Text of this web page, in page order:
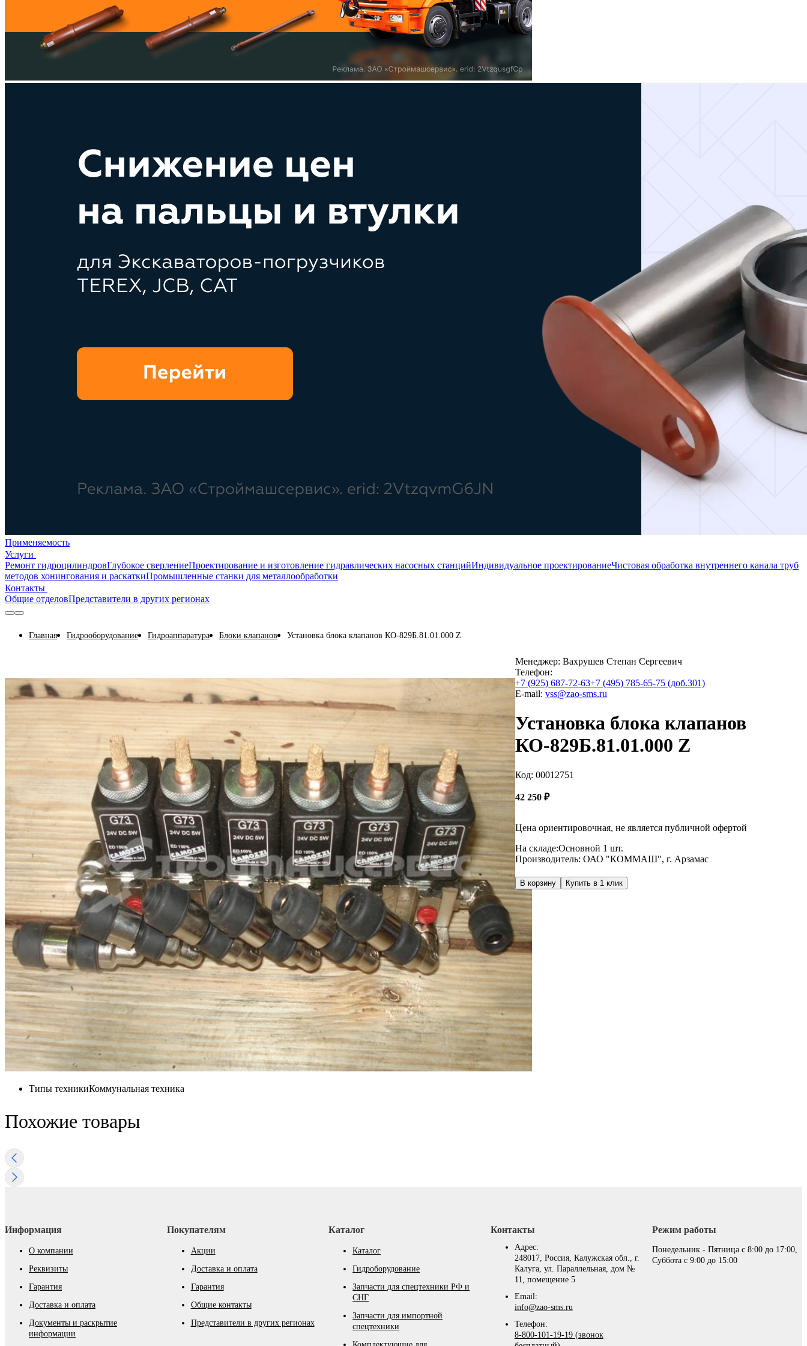
Применяемость
Услуги
Ремонт гидроцилиндровГлубокое сверлениеПроектирование и изготовление гидравлических насосных станцийИндивидуальное проектированиеЧистовая обработка внутреннего канала труб
методов хонингования и раскаткиПромышленные станки для металлообработки
Контакты
Общие отделовПредставители в других регионах
Главная Гидрооборудование Гидроаппаратура Блоки клапанов Установка блока клапанов КО-829Б.81.01.000 Z
Менеджер:Вахрушев Степан Сергеевич
Телефон:
+7 (925) 687-72-63+7 (495) 785-65-75 (доб.301)
E-mail:vss@zao-sms.ru
Установка блока клапанов
КО-829Б.81.01.000 Z
Код: 00012751
42 250₽
Цена ориентировочная, не является публичной офертой
На складе:Основной 1 шт.
Производитель:ОАО "КОММАШ", г. Арзамас
В корзину Купить в 1 клик
Типы техникиКоммунальная техника
Похожие товары
Информация
О компании
Реквизиты
Гарантия
Доставка и оплата
Документы и раскрытие
информации
Покупателям
Акции
Доставка и оплата
Гарантия
Общие контакты
Представители в других регионах
Каталог
Каталог
Гидроборудование
Запчасти для спецтехники РФ и
СНГ
Запчасти для импортной
спецтехники
Контакты
Адрес:
248017, Россия, Калужская обл., г.
Калуга, ул. Параллельная, дом №
11, помещение 5
Email:
info@zao-sms.ru
Телефон:
8-800-101-19-19 (звонок
Режим работы
Понедельник - Пятница с 8:00 до 17:00,
Суббота с 9:00 до 15:00